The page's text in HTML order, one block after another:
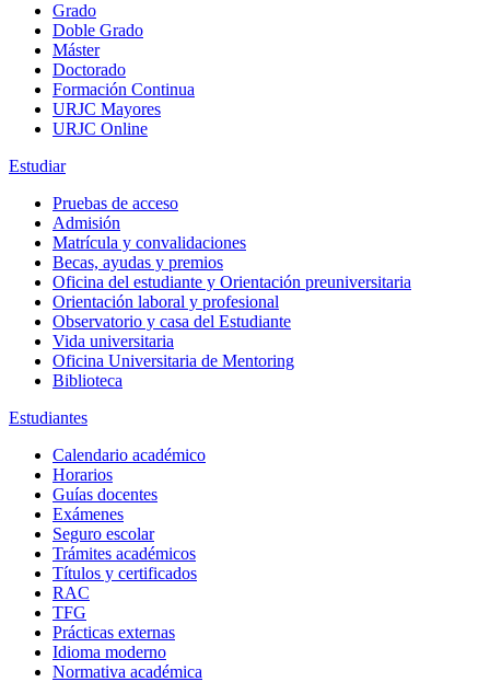
Grado
Doble Grado
Máster
Doctorado
Formación Continua
URJC Mayores
URJC Online
Estudiar
Pruebas de acceso
Admisión
Matrícula y convalidaciones
Becas, ayudas y premios
Oficina del estudiante y Orientación preuniversitaria
Orientación laboral y profesional
Observatorio y casa del Estudiante
Vida universitaria
Oficina Universitaria de Mentoring
Biblioteca
Estudiantes
Calendario académico
Horarios
Guías docentes
Exámenes
Seguro escolar
Trámites académicos
Títulos y certificados
RAC
TFG
Prácticas externas
Idioma moderno
Normativa académica